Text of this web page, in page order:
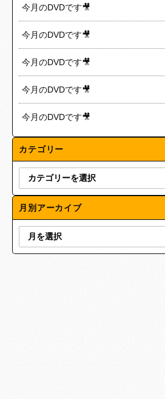
今月のDVDです🎥
今月のDVDです🎥
今月のDVDです🎥
今月のDVDです🎥
今月のDVDです🎥
カテゴリー
月別アーカイブ